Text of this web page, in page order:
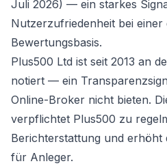
Juli 2026) — ein starkes
Nutzerzufriedenheit bei einer
Bewertungsbasis.
Plus500 Ltd ist seit 2013 an
notiert — ein
Online-Broker nicht bieten.
verpflichtet Plus500 zu
Berichterstattung und erhöht
für Anleger.